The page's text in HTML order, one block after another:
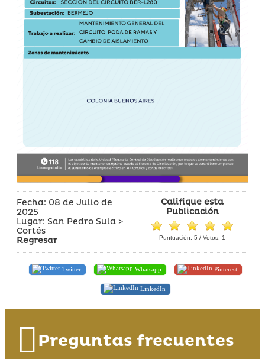
Fecha: 08 de Julio de
2025
Lugar: San Pedro Sula >
Cortés
Regresar
Califique esta
Publicación
Puntuación: 5 / Votos: 1
Twitter Whatsapp Pinterest
LinkedIn
Preguntas frecuentes